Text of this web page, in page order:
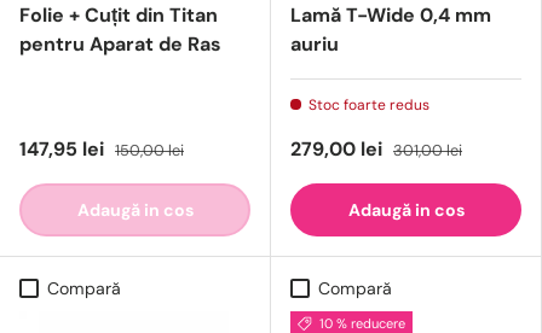
Folie + Cuțit din Titan
pentru Aparat de Ras
147,95 lei 150,00 lei
Adaugă in cos
Lamă T-Wide 0,4 mm
auriu
Stoc foarte redus
279,00 lei 301,00 lei
Adaugă in cos
Compară Compară
10 % reducere